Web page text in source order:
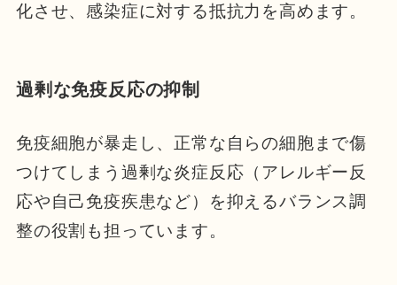
化させ、感染症に対する抵抗力を高めます。
過剰な免疫反応の抑制
免疫細胞が暴走し、正常な自らの細胞まで傷
つけてしまう過剰な炎症反応（アレルギー反
応や自己免疫疾患など）を抑えるバランス調
整の役割も担っています。